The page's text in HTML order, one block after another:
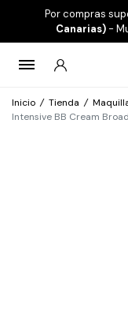
Por compras
Canarias)-
Inicio / Tienda /
Intensive BB Cream